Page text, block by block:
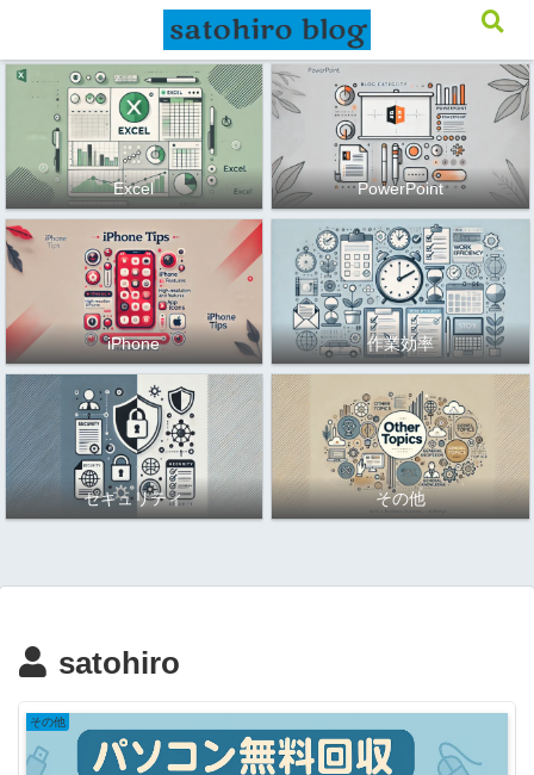
Excel PowerPoint
iPhone 作業効率
セキュリティ その他
satohiro
その他